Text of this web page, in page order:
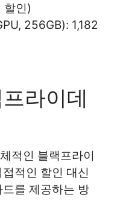
할인)
256GB): 1,182
라이데
적인 블랙프라이
적인 할인 대신
를 제공하는 방